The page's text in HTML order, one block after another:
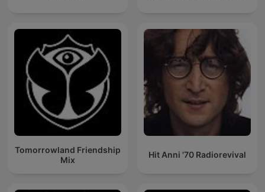
Tomorrowland Friendship
Mix
Hit Anni '70 Radiorevival